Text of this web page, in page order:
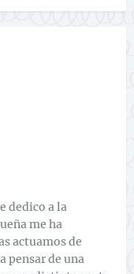
dedico a la
me ha
actuamos de
pensar de una